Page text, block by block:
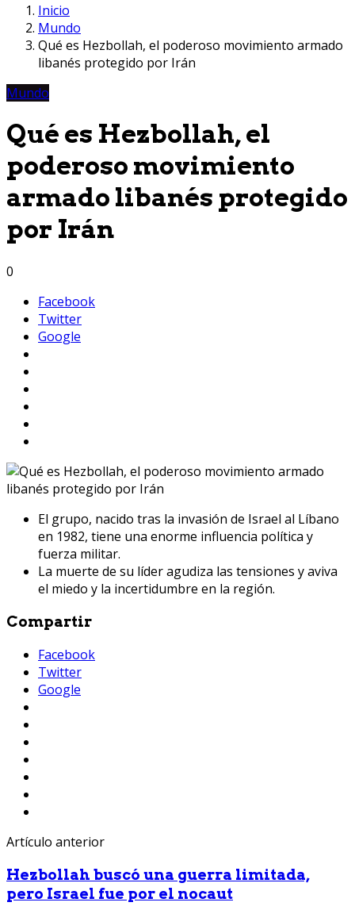
Inicio
Mundo
Qué es Hezbollah, el poderoso movimiento armado
libanés protegido por Irán
Mundo
Qué es Hezbollah, el
poderoso movimiento
armado libanés protegido
por Irán
0
Facebook
Twitter
Google
El grupo, nacido tras la invasión de Israel al Líbano
en 1982, tiene una enorme influencia política y
fuerza militar.
La muerte de su líder agudiza las tensiones y aviva
el miedo y la incertidumbre en la región.
Compartir
Facebook
Twitter
Google
Artículo anterior
Hezbollah buscó una guerra limitada,
pero Israel fue por el nocaut